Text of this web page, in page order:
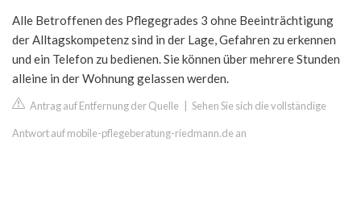
Alle Betroffenen des Pflegegrades 3 ohne Beeinträchtigung
der Alltagskompetenz sind in der Lage, Gefahren zu erkennen
und ein Telefon zu bedienen. Sie können über mehrere Stunden
alleine in der Wohnung gelassen werden.
Antrag auf Entfernung der Quelle Sehen Sie sich die vollständige
Antwort auf mobile-pflegeberatung-riedmann.de an